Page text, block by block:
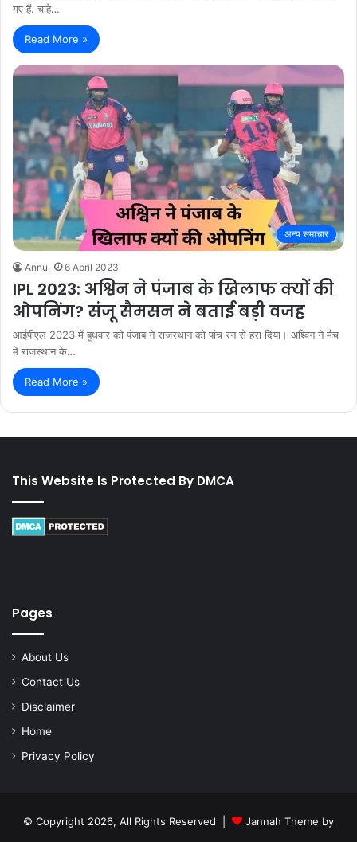
गए हैं. चाहे…
Read More »
अन्य समाचार
Annu 6 April 2023
IPL 2023: अश्विन ने पंजाब के खिलाफ क्यों की
ओपनिंग? संजू सैमसन ने बताई बड़ी वजह
आईपीएल 2023 में बुधवार को पंजाब ने राजस्थान को पांच रन से हरा दिया। अश्विन ने मैच
में राजस्थान के…
Read More »
This Website Is Protected By DMCA
Pages
About Us
Contact Us
Disclaimer
Home
Privacy Policy
© Copyright 2026, All Rights Reserved |
Jannah Theme by